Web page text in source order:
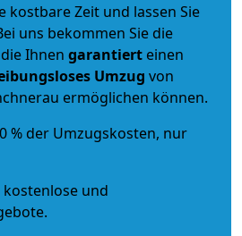
kostbare Zeit und lassen Sie
uns bekommen Sie die
Ihnen garantiert einen
Umzug von
ermöglichen können.
% der Umzugskosten, nur
kostenlose und